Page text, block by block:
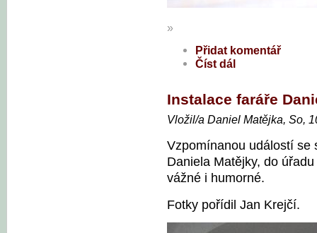
»
Přidat komentář
Číst dál
Instalace faráře
Vložil/a Daniel Matějka, So,
Vzpomínanou událostí se
Daniela Matějky, do
vážné i humorné.
Fotky pořídil Jan Krejčí.